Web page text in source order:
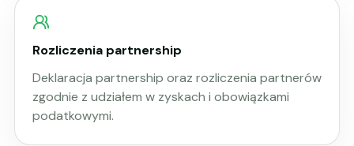
Rozliczenia partnership
Deklaracja partnership oraz rozliczenia partnerów
zgodnie z udziałem w zyskach i obowiązkami
podatkowymi.